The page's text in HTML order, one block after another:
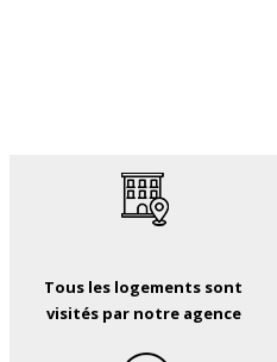
Tous les logements sont
visités par notre agence